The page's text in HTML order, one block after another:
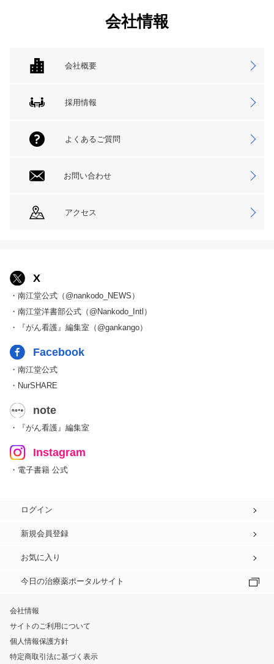
会社情報
会社概要
採用情報
よくあるご質問
お問い合わせ
アクセス
X
・南江堂公式（@nankodo_NEWS）
・南江堂洋書部公式（@Nankodo_Intl）
・『がん看護』編集室（@gankango）
Facebook
・南江堂公式
・NurSHARE
note
・『がん看護』編集室
Instagram
・電子書籍 公式
ログイン
新規会員登録
お気に入り
今日の治療薬ポータルサイト
会社情報
サイトのご利用について
個人情報保護方針
特定商取引法に基づく表示